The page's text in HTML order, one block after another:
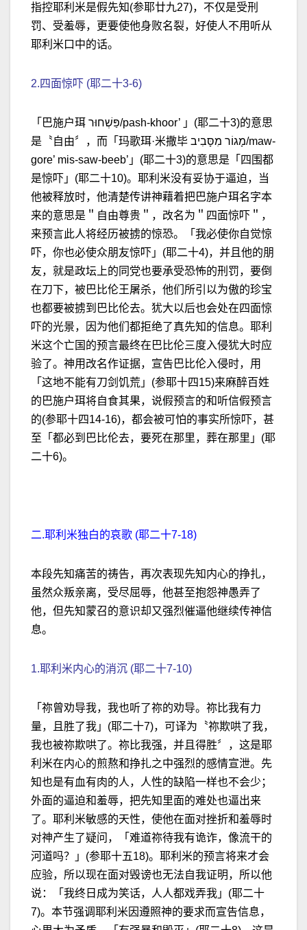
指控耶利米是假先知(参耶廿九27)，不仅是受刑
罚、受羞辱，更要使他身败名裂，好使人不用听从
耶利米口中的话。
2.四面惊吓 (耶二十3-6)
「巴施户珥 פַּשְׁחוּר/pash-khoor’ 」(耶二十3)的意思
是〝自由〞，而「玛歌珥·米撒毕 מָגוֹר מִסָּבִיב/maw-
gore’ mis-saw-beeb’」(耶二十3)的意思是「四围都
是惊吓」(耶二十10)。耶利米没有妥协于逼迫，当
他被释放时，他清楚传讲神藉着把巴施户珥名字本
来的意思是＂自由尊贵＂，改名为＂四面惊吓＂，
来预言此人将经历被掳的惊恐。「我必使你自觉惊
吓，你也必使众朋友惊吓」(耶二十4)，并且他的朋
友，就是政坛上的同党也要承受恐怖的刑罚，要倒
在刀下，被巴比伦王屠杀，他们所引以为傲的珍宝
也都要被掳到巴比伦去。犹大以后也会处在四面惊
吓的光景，因为他们都拒绝了真先知的信息。耶利
米这个亡国的预言最终在巴比伦三度入侵犹大时应
验了。神用改名作证据，宣告巴比伦入侵时，用
「这地不能有刀剑饥荒」(参耶十四15)来麻醉百姓
的巴施户珥将自食其果，说假预言的和听信假预言
的(参耶十四14-16)，都会被可怕的事实所惊吓，甚
至「都必到巴比伦去，要死在那里，葬在那里」(耶
二十6)。
二.耶利米独白的哀歌 (耶二十7-18)
本段先知痛苦的祷告，再次表现先知内心的挣扎，
虽然众叛亲离，受尽屈辱，他甚至抱怨神愚弄了
他，但先知蒙召的意识却又强烈催逼他继续传神信
息。
1.耶利米内心的消沉 (耶二十7-10)
「祢曾劝导我，我也听了祢的劝导。祢比我有力
量，且胜了我」(耶二十7)，可译为〝祢欺哄了我，
我也被祢欺哄了。祢比我强，并且得胜〞，这是耶
利米在内心的煎熬和挣扎之中强烈的感情宣泄。先
知也是有血有肉的人，人性的缺陷一样也不会少；
外面的逼迫和羞辱，把先知里面的难处也逼出来
了。耶利米敏感的天性，使他在面对挫折和羞辱时
对神产生了疑问，「难道祢待我有诡诈，像流干的
河道吗？」(参耶十五18)。耶利米的预言将来才会
应验，所以现在面对毁谤也无法自我证明，所以他
说：「我终日成为笑话，人人都戏弄我」(耶二十
7)。本节强调耶利米因遵照神的要求而宣告信息，